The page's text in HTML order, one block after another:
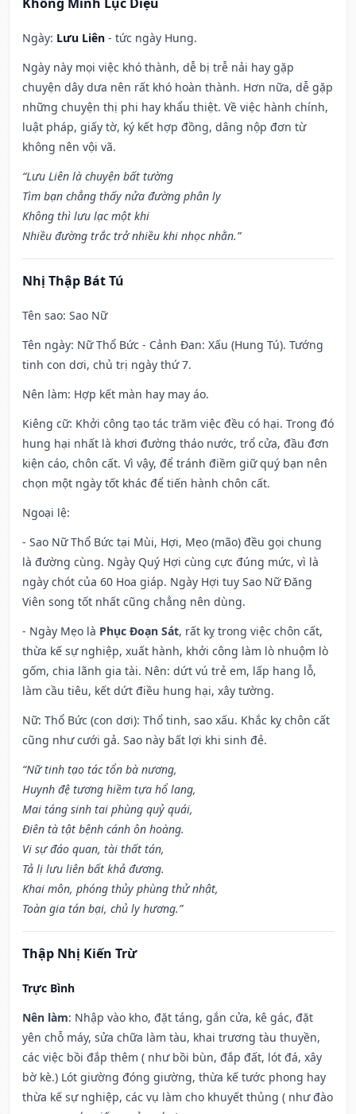
Ngày: Lưu Liên - tức ngày Hung.
Ngày này mọi việc khó thành, dễ bị trễ nải hay gặp
chuyện dây dưa nên rất khó hoàn thành. Hơn nữa, dễ gặp
những chuyện thị phi hay khẩu thiệt. Về việc hành chính,
luật pháp, giấy tờ, ký kết hợp đồng, dâng nộp đơn từ
không nên vội vã.
“Lưu Liên là chuyện bất tường
Tìm bạn chẳng thấy nửa đường phân ly
Không thì lưu lạc một khi
Nhiều đường trắc trở nhiều khi nhọc nhằn.”
Nhị Thập Bát Tú
Tên sao: Sao Nữ
Tên ngày: Nữ Thổ Bức - Cảnh Đan: Xấu (Hung Tú). Tướng
tinh con dơi, chủ trị ngày thứ 7.
Nên làm: Hợp kết màn hay may áo.
Kiêng cữ: Khởi công tạo tác trăm việc đều có hại. Trong đó
hung hại nhất là khơi đường tháo nước, trổ cửa, đầu đơn
kiện cáo, chôn cất. Vì vậy, để tránh điềm giữ quý bạn nên
chọn một ngày tốt khác để tiến hành chôn cất.
Ngoại lệ:
- Sao Nữ Thổ Bức tại Mùi, Hợi, Mẹo (mão) đều gọi chung
là đường cùng. Ngày Quý Hợi cùng cực đúng mức, vì là
ngày chót của 60 Hoa giáp. Ngày Hợi tuy Sao Nữ Đăng
Viên song tốt nhất cũng chẳng nên dùng.
- Ngày Mẹo là Phục Đoạn Sát, rất kỵ trong việc chôn cất,
thừa kế sự nghiệp, xuất hành, khởi công làm lò nhuộm lò
gốm, chia lãnh gia tài. Nên: dứt vú trẻ em, lấp hang lỗ,
làm cầu tiêu, kết dứt điều hung hại, xây tường.
Nữ: Thổ Bức (con dơi): Thổ tinh, sao xấu. Khắc kỵ chôn cất
cũng như cưới gả. Sao này bất lợi khi sinh đẻ.
“Nữ tinh tạo tác tổn bà nương,
Huynh đệ tương hiềm tựa hổ lang,
Mai táng sinh tai phùng quỷ quái,
Điên tà tật bệnh cánh ôn hoàng.
Vi sự đáo quan, tài thất tán,
Tả lị lưu liên bất khả đương.
Khai môn, phóng thủy phùng thử nhật,
Toàn gia tán bại, chủ ly hương.”
Thập Nhị Kiến Trừ
Trực Bình
Nên làm: Nhập vào kho, đặt táng, gắn cửa, kê gác, đặt
yên chỗ máy, sửa chữa làm tàu, khai trương tàu thuyền,
các việc bồi đắp thêm ( như bồi bùn, đắp đất, lót đá, xây
bờ kè.) Lót giường đóng giường, thừa kế tước phong hay
thừa kế sự nghiệp, các vụ làm cho khuyết thủng ( như đào